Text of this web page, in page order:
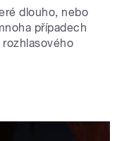
dlouho, nebo
případech